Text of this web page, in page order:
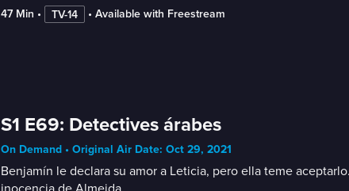
47 Min • TV-14 • Available with Freestream
S1 E69: Detectives árabes
On Demand • Original Air Date: Oct 29, 2021
Benjamín le declara su amor a Leticia, pero ella teme